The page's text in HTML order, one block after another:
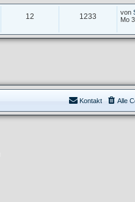
12 1233 von
Mo
Alle
Kontakt